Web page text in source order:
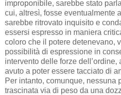
improponibile, sarebbe stato
cui, altresì, fosse eventualmente
sarebbe ritrovato inquisito e
essersi espresso in maniera
coloro che il potere detenevano,
possibilità di espressione in
intervento delle forze
avuto a poter essere tacciato di
Per intanto, comunque, nessuna
trascinata via di peso da una